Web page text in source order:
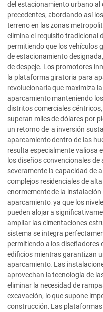
del estacionamiento urbano al
precedentes, abordando así
terreno en las zonas
elimina el requisito tradicional
permitiendo que los vehículos
de estacionamiento
de despeje. Los promotores
la plataforma giratoria para
revolucionaria que maximiza
aparcamiento manteniendo
distritos comerciales
superan miles de dólares por
un retorno de la inversión
aparcamiento dentro de las
resulta especialmente valiosa
los diseños convencionales
severamente la capacidad de
complejos residenciales de
enormemente de la
aparcamiento, ya que los
pueden alojar a
ampliar las cimentaciones
sistema se integra
permitiendo a los diseñadores
edificios mientras garantizan
aparcamiento. Las
aprovechan la tecnología de
eliminar la necesidad de
excavación, lo que supone
construcción. Las